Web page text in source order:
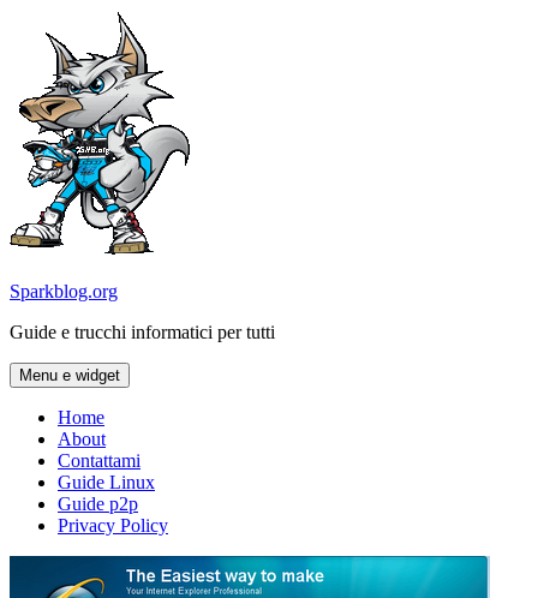
contenuto
Sparkblog.org
Guide e trucchi informatici per tutti
Menu e widget
Home
About
Contattami
Guide Linux
Guide p2p
Privacy Policy